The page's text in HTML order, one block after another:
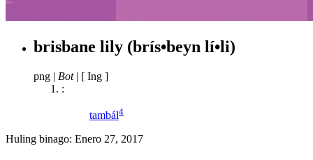
brisbane lily (brís•beyn lí•li)
png | Bot | [ Ing ]
:
tambál4
Huling binago: Enero 27, 2017